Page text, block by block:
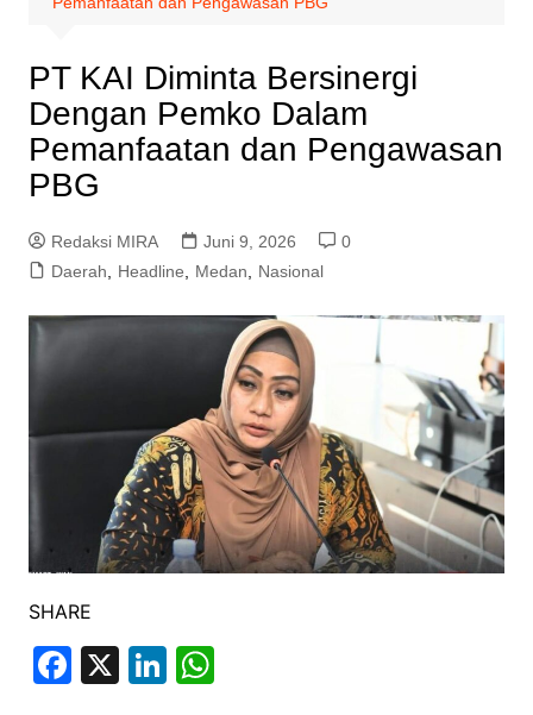
PT KAI Diminta Bersinergi
Dengan Pemko Dalam
Pemanfaatan dan Pengawasan
PBG
Redaksi MIRA Juni 9, 2026
0
Daerah
Headline Medan Nasional
SHARE
F X Li W